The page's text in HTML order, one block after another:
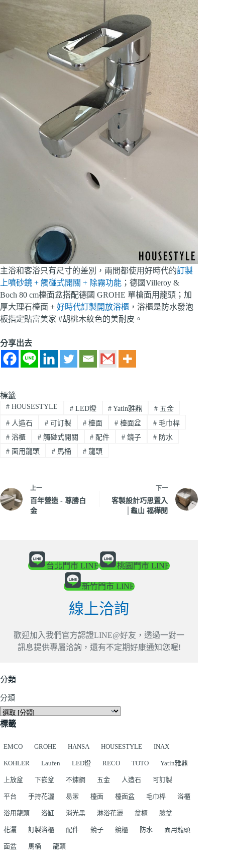
主浴和客浴只有尺寸的差別，兩間都使用好時代的訂製
上噴砂鏡 + 觸碰式開關 + 除霧功能 ；德國Villeroy &
Boch 80 cm檯面盆搭配德國 GROHE 單槍面用龍頭；加
厚大理石檯面 + 好時代訂製開放浴櫃 ，浴櫃是防水發泡
板指定貼富美家 #胡桃木紋色的美耐皮。
分享出去
標籤
#HOUSESTYLE #LED燈 # Yatin雅鼎 # 五金
#人造石 #可訂製 # 檯面 # 檯面盆 # 毛巾桿
#浴櫃 #觸碰式開關 # 配件 # 鏡子 # 防水
#面用龍頭 #馬桶 # 龍頭
上一
百年營造 - 尊勝白
金
下一
客製設計巧思置入
│龜山 福樺閱
台北門市 LINE 桃園門市 LINE
新竹門市 LINE
線上洽詢
歡迎加入我們官方認證LINE@好友，透過一對一
訊息提供專屬洽詢，還有不定期好康通知您喔!
分類
分類
標籤
EMCO GROHE HANSA HOUSESTYLE INAX
KOHLER Laufen LED燈 RECO TOTO Yatin雅鼎
上放盆 下嵌盆 不鏽鋼 五金 人造石 可訂製
平台 手持花灑 易潔 檯面 檯面盆 毛巾桿 浴櫃
浴用龍頭 浴缸 消光黑 淋浴花灑 盆櫃 臉盆
花灑 訂製浴櫃 配件 鏡子 鏡櫃 防水 面用龍頭
面盆 馬桶 龍頭